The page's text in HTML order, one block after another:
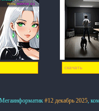
скачать
#12 декабрь 2025,